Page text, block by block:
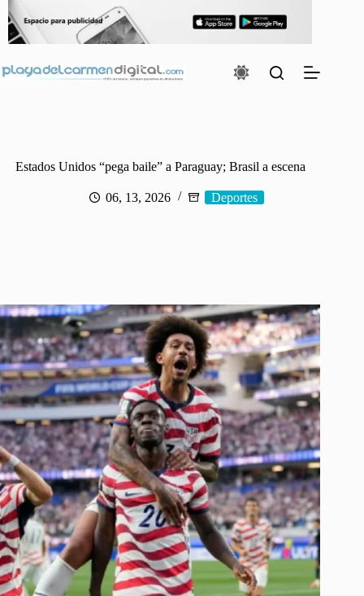
contenido
Estados Unidos “pega baile” a Paraguay; Brasil a escena
06, 13, 2026 Deportes